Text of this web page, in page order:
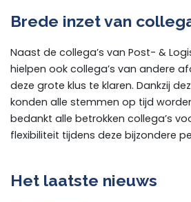
Brede inzet van
Naast de collega’s van Post- &
hielpen ook collega’s van andere
deze grote klus te klaren. Dankzij
konden alle stemmen op tijd
bedankt alle betrokken collega’s
flexibiliteit tijdens deze bijzondere
Het laatste nieuws